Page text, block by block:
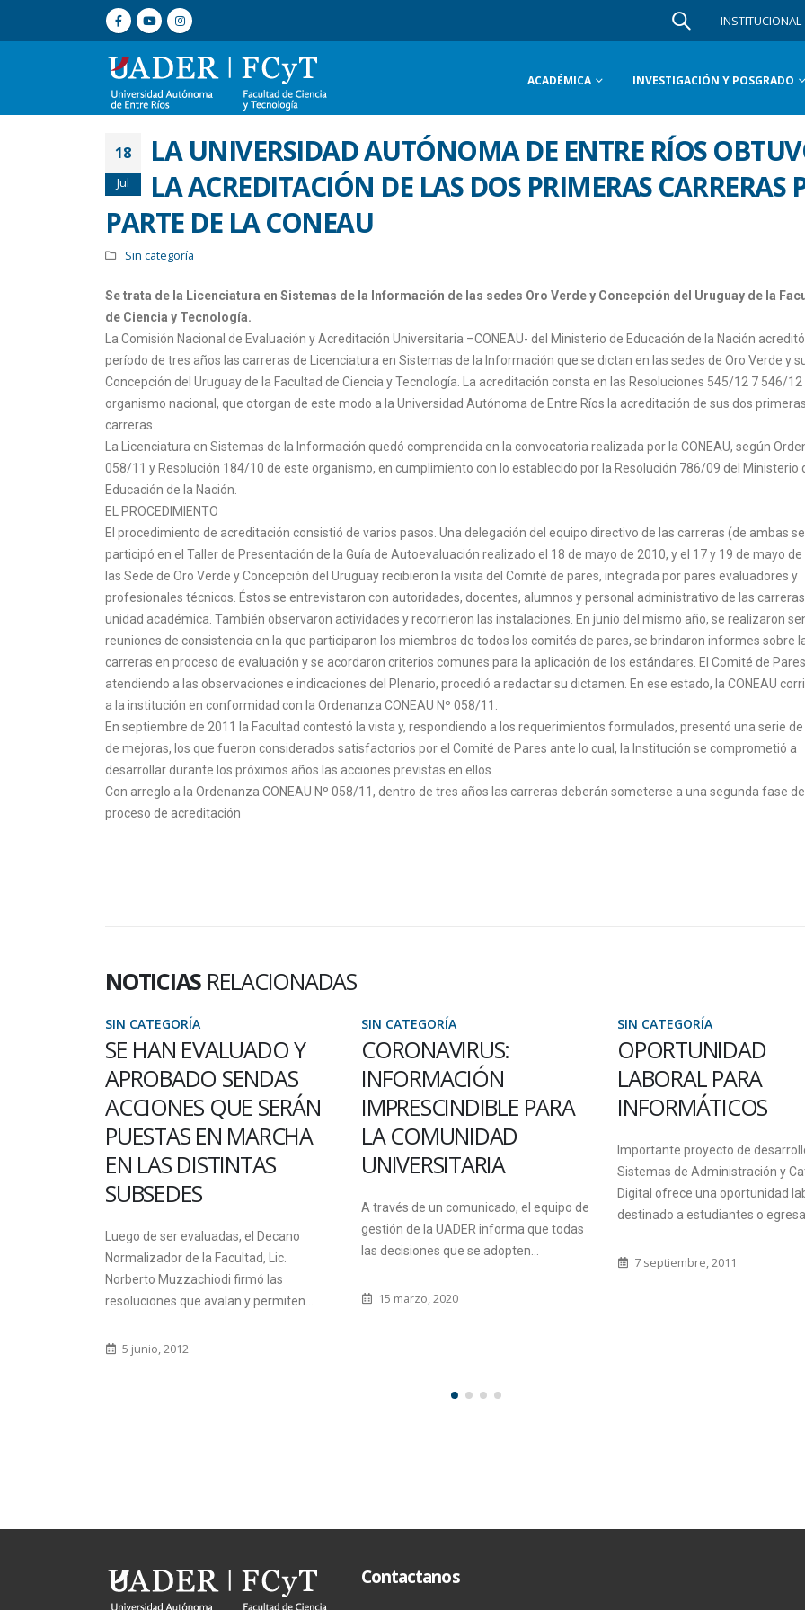
INSTITUCIONAL
ACADÉMICA INVESTIGACIÓN Y POSGRADO
18
Jul
LA UNIVERSIDAD AUTÓNOMA DE ENTRE RÍOS
LA ACREDITACIÓN DE LAS DOS PRIMERAS CARRERAS
PARTE DE LA CONEAU
Sin categoría
Se trata de la Licenciatura en Sistemas de la Información de las sedes Oro Verde y Concepción del Uruguay de la
de Ciencia y Tecnología.
La Comisión Nacional de Evaluación y Acreditación Universitaria –CONEAU- del Ministerio de Educación de la Nación
período de tres años las carreras de Licenciatura en Sistemas de la Información que se dictan en las sedes de Oro Verde y
Concepción del Uruguay de la Facultad de Ciencia y Tecnología. La acreditación consta en las Resoluciones 545/12 7 546/12
organismo nacional, que otorgan de este modo a la Universidad Autónoma de Entre Ríos la acreditación de sus dos primeras
carreras.
La Licenciatura en Sistemas de la Información quedó comprendida en la convocatoria realizada por la CONEAU, según
058/11 y Resolución 184/10 de este organismo, en cumplimiento con lo establecido por la Resolución 786/09 del Ministerio
Educación de la Nación.
EL PROCEDIMIENTO
El procedimiento de acreditación consistió de varios pasos. Una delegación del equipo directivo de las carreras (de ambas
participó en el Taller de Presentación de la Guía de Autoevaluación realizado el 18 de mayo de 2010, y el 17 y 19 de mayo de
las Sede de Oro Verde y Concepción del Uruguay recibieron la visita del Comité de pares, integrada por pares evaluadores y
profesionales técnicos. Éstos se entrevistaron con autoridades, docentes, alumnos y personal administrativo de las
unidad académica. También observaron actividades y recorrieron las instalaciones. En junio del mismo año, se realizaron
reuniones de consistencia en la que participaron los miembros de todos los comités de pares, se brindaron informes sobre
carreras en proceso de evaluación y se acordaron criterios comunes para la aplicación de los estándares. El Comité de
atendiendo a las observaciones e indicaciones del Plenario, procedió a redactar su dictamen. En ese estado, la CONEAU
a la institución en conformidad con la Ordenanza CONEAU Nº 058/11.
En septiembre de 2011 la Facultad contestó la vista y, respondiendo a los requerimientos formulados, presentó una serie
de mejoras, los que fueron considerados satisfactorios por el Comité de Pares ante lo cual, la Institución se comprometió a
desarrollar durante los próximos años las acciones previstas en ellos.
Con arreglo a la Ordenanza CONEAU Nº 058/11, dentro de tres años las carreras deberán someterse a una segunda fase del
proceso de acreditación
NOTICIAS RELACIONADAS
SIN CATEGORÍA
CORONAVIRUS:
INFORMACIÓN
IMPRESCINDIBLE PARA
LA COMUNIDAD
UNIVERSITARIA
gestión de la UADER informa que todas
las decisiones que se adopten...
15 marzo, 2020
SIN CATEGORÍA
OPORTUNIDAD
LABORAL PARA
INFORMÁTICOS
Sistemas de Administración y Catastro
destinado a estudiantes o egresados...
7 septiembre, 2011
SIN CATEGORÍA
ESTUDIANTES DE
SEDE VILLAGUAY
ESTUVIERON DE
UNIVERSIDADES
MÉXICO
conocer nuevas culturas y de
Contactanos